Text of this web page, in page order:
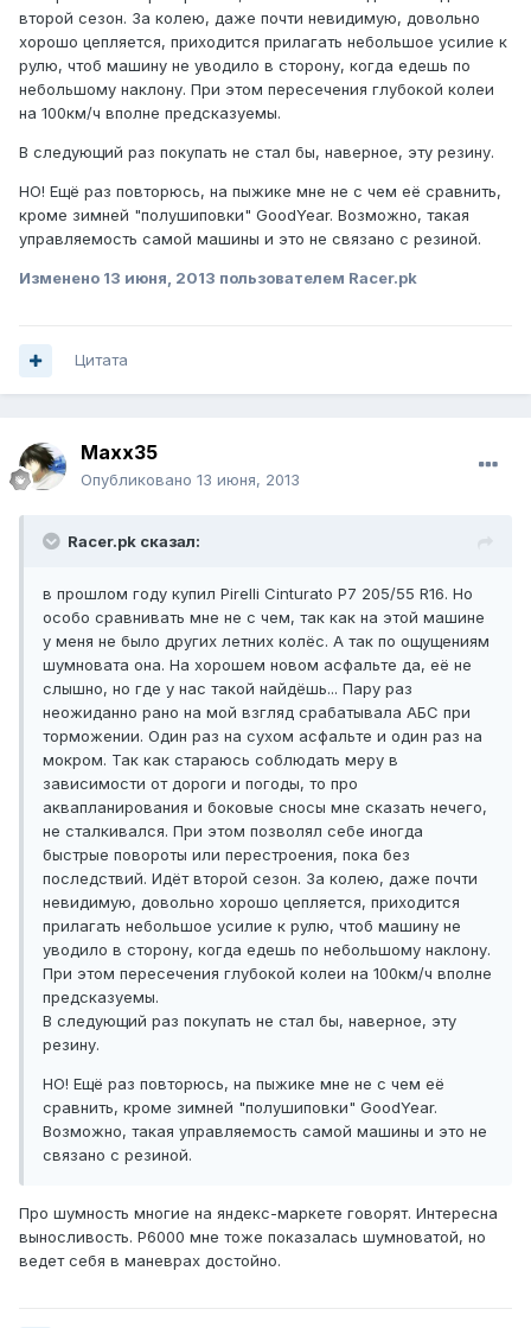
второй сезон. За колею, даже почти невидимую, довольно
хорошо цепляется, приходится прилагать небольшое усилие к
рулю, чтоб машину не уводило в сторону, когда едешь по
небольшому наклону. При этом пересечения глубокой колеи
на 100км/ч вполне предсказуемы.
В следующий раз покупать не стал бы, наверное, эту резину.
НО! Ещё раз повторюсь, на пыжике мне не с чем её сравнить,
кроме зимней "полушиповки" GoodYear. Возможно, такая
управляемость самой машины и это не связано с резиной.
Изменено 13 июня, 2013 пользователем Racer.pk
Цитата
Maxx35
Опубликовано 13 июня, 2013
Racer.pk сказал:
в прошлом году купил Pirelli Cinturato P7 205/55 R16. Но
особо сравнивать мне не с чем, так как на этой машине
у меня не было других летних колёс. А так по ощущениям
шумновата она. На хорошем новом асфальте да, её не
слышно, но где у нас такой найдёшь... Пару раз
неожиданно рано на мой взгляд срабатывала АБС при
торможении. Один раз на сухом асфальте и один раз на
мокром. Так как стараюсь соблюдать меру в
зависимости от дороги и погоды, то про
аквапланирования и боковые сносы мне сказать нечего,
не сталкивался. При этом позволял себе иногда
быстрые повороты или перестроения, пока без
последствий. Идёт второй сезон. За колею, даже почти
невидимую, довольно хорошо цепляется, приходится
прилагать небольшое усилие к рулю, чтоб машину не
уводило в сторону, когда едешь по небольшому наклону.
При этом пересечения глубокой колеи на 100км/ч вполне
предсказуемы.
В следующий раз покупать не стал бы, наверное, эту
резину.
НО! Ещё раз повторюсь, на пыжике мне не с чем её
сравнить, кроме зимней "полушиповки" GoodYear.
Возможно, такая управляемость самой машины и это не
связано с резиной.
Про шумность многие на яндекс-маркете говорят. Интересна
выносливость. P6000 мне тоже показалась шумноватой, но
ведет себя в маневрах достойно.